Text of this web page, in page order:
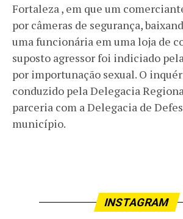
Fortaleza , em que um
por câmeras de segurança,
uma funcionária em uma loja de
suposto agressor foi indiciado
por importunação sexual. O
conduzido pela Delegacia
parceria com a Delegacia de
município.
INSTAGRAM